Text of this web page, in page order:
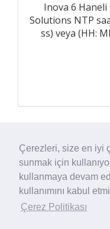
Çerezleri, size en iyi
sunmak için
kullanmaya devam
kullanımını kabul
Çerez Politikası
Inova 6
Solutions NTP
ss) veya (HH: